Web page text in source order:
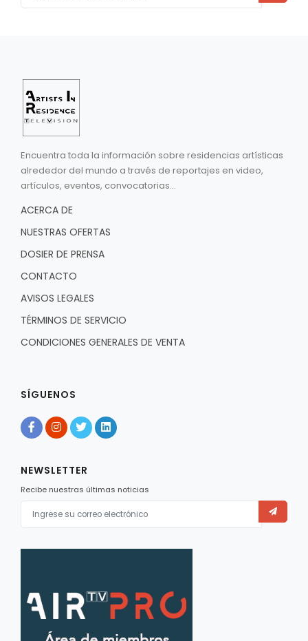
Encuentra toda la información sobre residencias artísticas
alrededor del mundo a través de reportajes en video,
artículos, eventos, convocatorias...
ACERCA DE
NUESTRAS OFERTAS
DOSIER DE PRENSA
CONTACTO
AVISOS LEGALES
TÉRMINOS DE SERVICIO
CONDICIONES GENERALES DE VENTA
SÍGUENOS
NEWSLETTER
Recibe nuestras últimas noticias